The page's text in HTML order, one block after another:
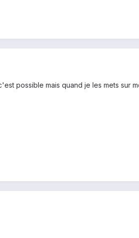
possible mais quand je les mets sur